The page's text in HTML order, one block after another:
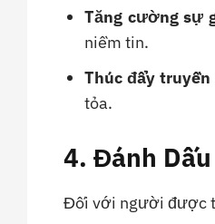
Tăng cường sự
niềm tin.
Thúc đẩy truyền
tỏa.
4. Đánh
Đối với người được